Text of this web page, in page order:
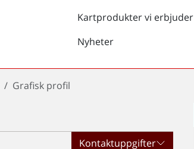
Kartprodukter vi erbjuder
Nyheter
Grafisk profil
Kontaktuppgifter